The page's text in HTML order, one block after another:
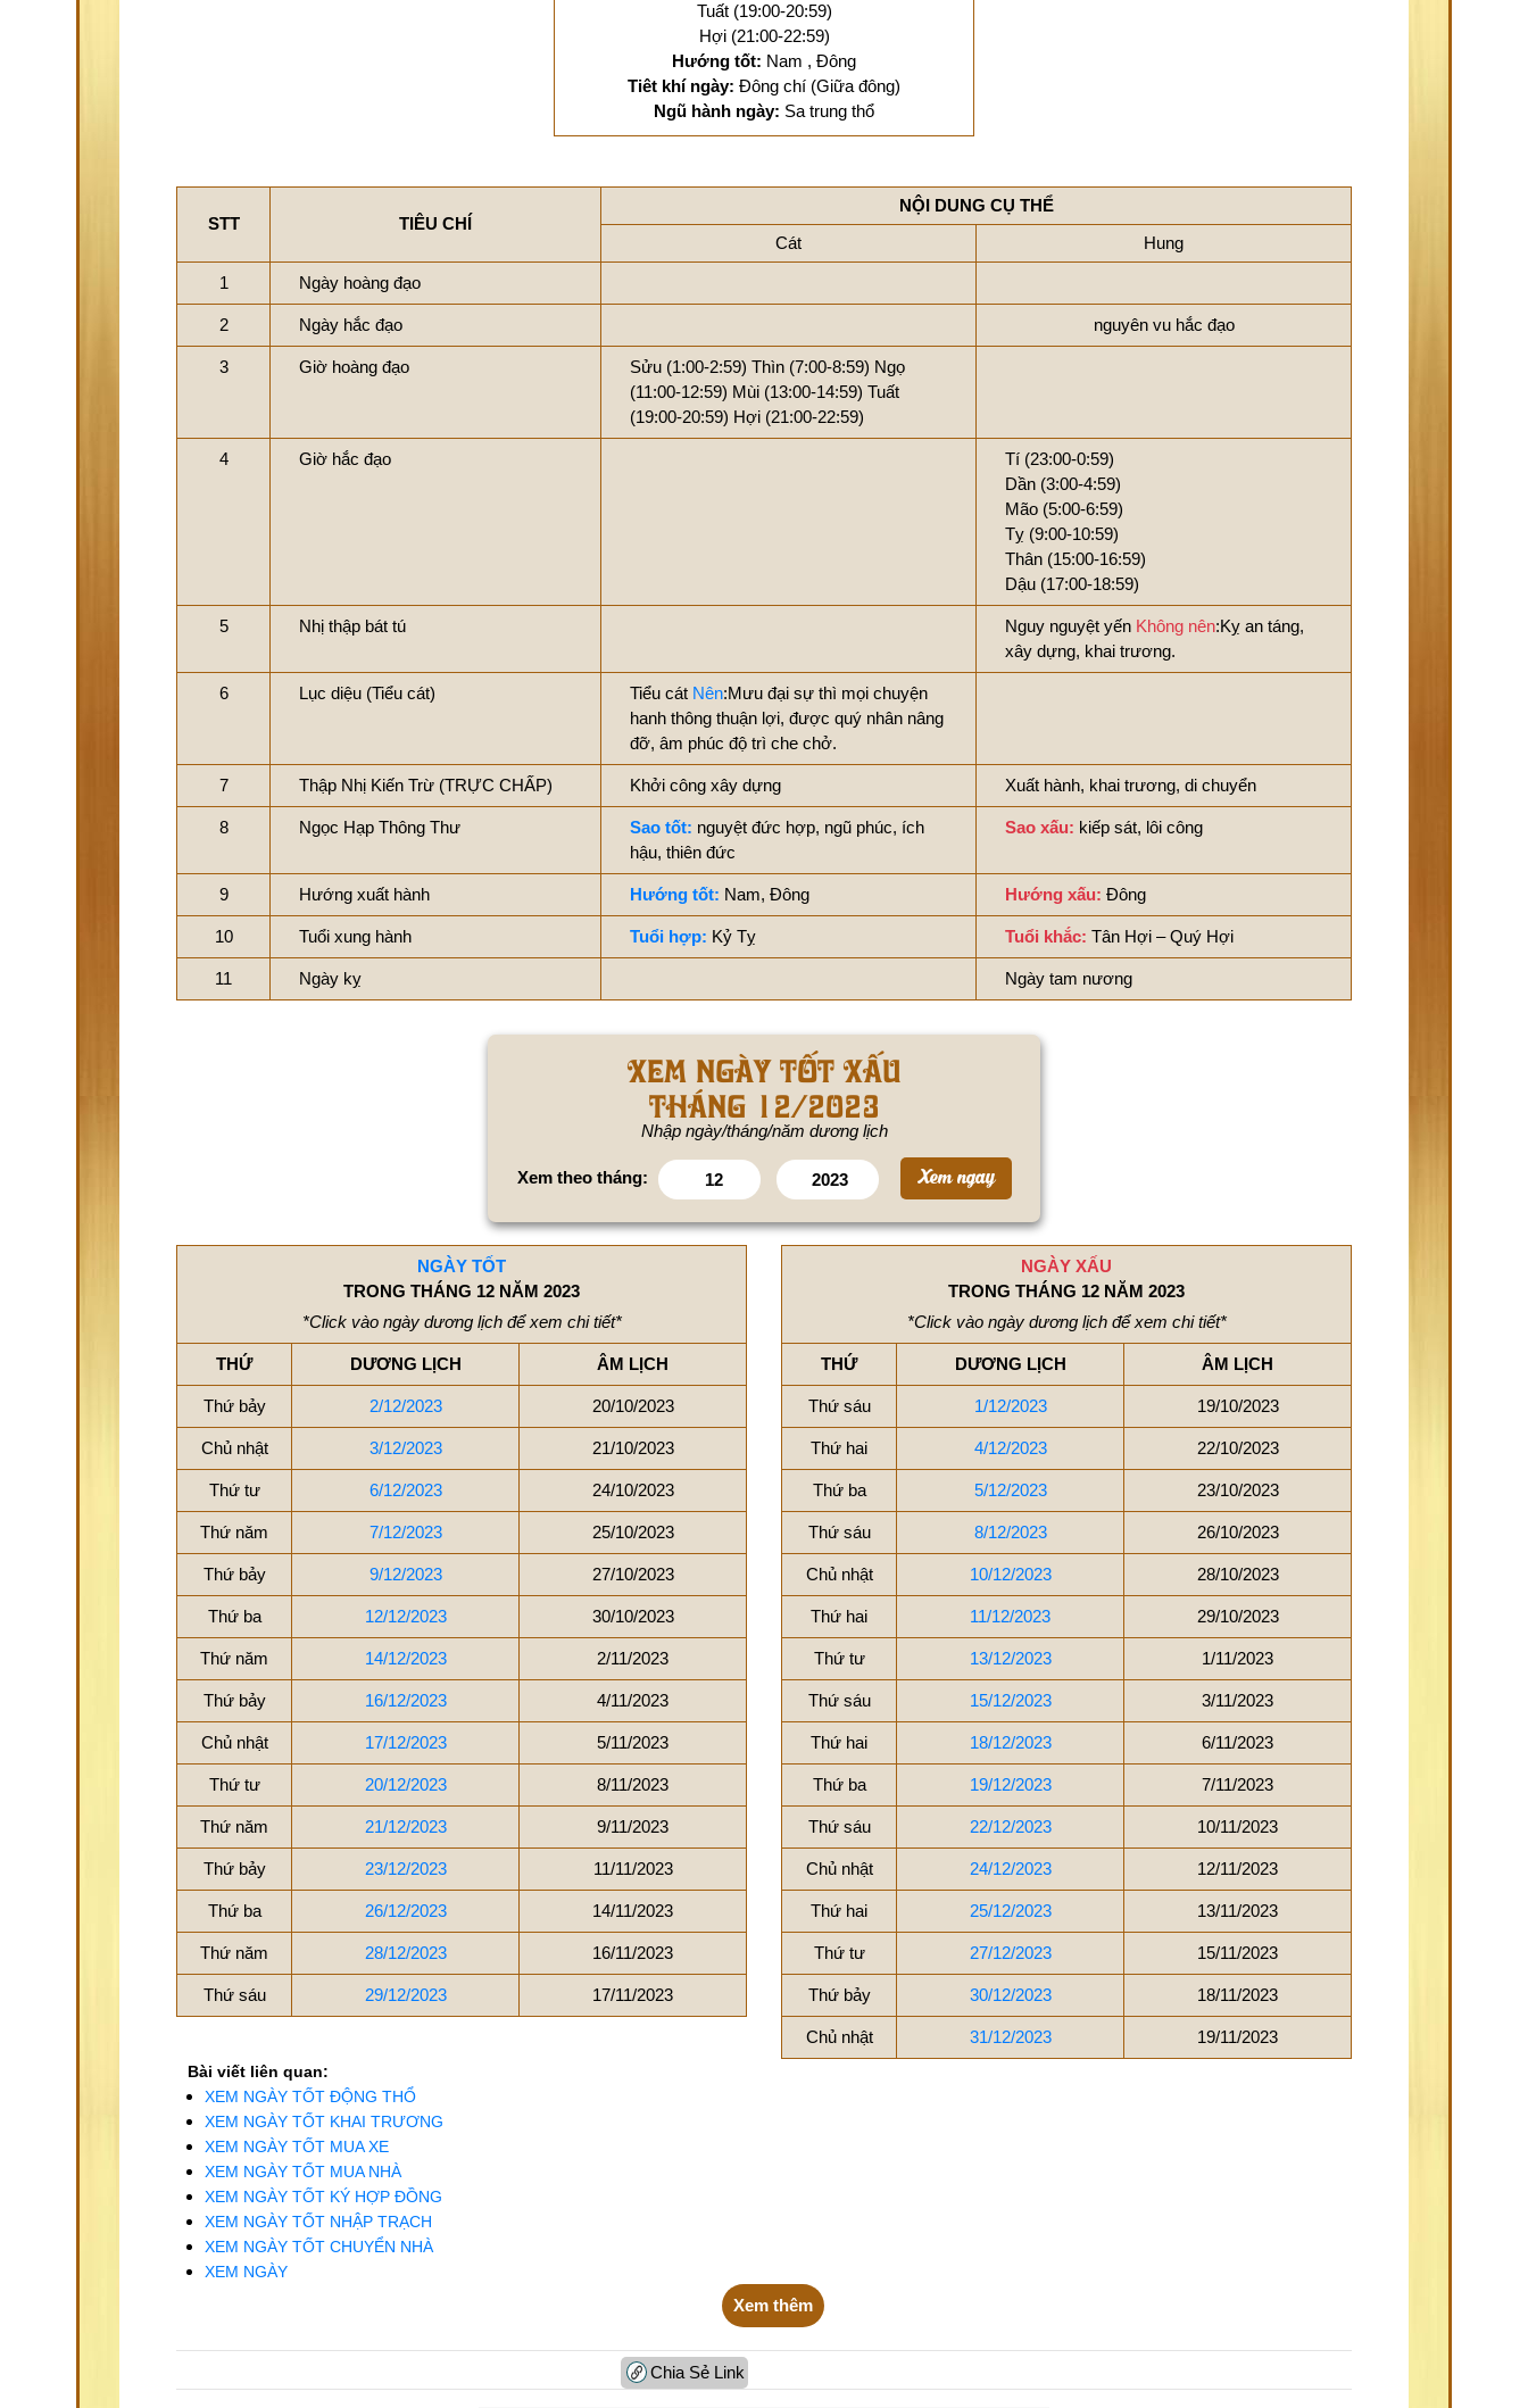
Tuất (19:00-20:59)
Hợi (21:00-22:59)
Hướng tốt: Nam , Đông
Tiêt khí ngày: Đông chí (Giữa đông)
Ngũ hành ngày: Sa trung thổ
STT TIÊU CHÍ
NỘI DUNG CỤ THỂ
Cát
Hung
1 Ngày hoàng đạo
2 Ngày hắc đạo nguyên vu hắc đạo
3 Giờ hoàng đạo Sửu (1:00-2:59) Thìn (7:00-8:59) Ngọ
(11:00-12:59) Mùi (13:00-14:59) Tuất
(19:00-20:59) Hợi (21:00-22:59)
4 Giờ hắc đạo
Tí (23:00-0:59)
Dần (3:00-4:59)
Mão (5:00-6:59)
Tỵ (9:00-10:59)
Thân (15:00-16:59)
Dậu (17:00-18:59)
5 Nhị thập bát tú Nguy nguyệt yến Không nên:Kỵ an táng,
xây dựng, khai trương.
6 Lục diệu (Tiểu cát) Tiểu cát Nên:Mưu đại sự thì mọi chuyện
hanh thông thuận lợi, được quý nhân nâng
đỡ, âm phúc độ trì che chở.
7 Thập Nhị Kiến Trừ (TRỰC CHẤP) Khởi công xây dựng Xuất hành, khai trương, di chuyển
8 Ngọc Hạp Thông Thư Sao tốt: nguyệt đức hợp, ngũ phúc, ích
hậu, thiên đức
Sao xấu: kiếp sát, lôi công
9 Hướng xuất hành Hướng tốt: Nam, Đông Hướng xấu: Đông
10 Tuổi xung hành Tuổi hợp: Kỷ Tỵ Tuổi khắc: Tân Hợi – Quý Hợi
11 Ngày kỵ Ngày tam nương
Xem ngày tốt xấu
tháng 12/2023
Nhập ngày/tháng/năm dương lịch
Xem theo tháng:
NGÀY TỐT
TRONG THÁNG 12 NĂM 2023
*Click vào ngày dương lịch để xem chi tiết*
THỨ DƯƠNG LỊCH ÂM LỊCH
Thứ bảy 2/12/2023 20/10/2023
Chủ nhật 3/12/2023 21/10/2023
Thứ tư 6/12/2023 24/10/2023
Thứ năm 7/12/2023 25/10/2023
Thứ bảy 9/12/2023 27/10/2023
Thứ ba 12/12/2023 30/10/2023
Thứ năm 14/12/2023 2/11/2023
Thứ bảy 16/12/2023 4/11/2023
Chủ nhật 17/12/2023 5/11/2023
Thứ tư 20/12/2023 8/11/2023
Thứ năm 21/12/2023 9/11/2023
Thứ bảy 23/12/2023 11/11/2023
Thứ ba 26/12/2023 14/11/2023
Thứ năm 28/12/2023 16/11/2023
Thứ sáu 29/12/2023 17/11/2023
NGÀY XẤU
TRONG THÁNG 12 NĂM 2023
*Click vào ngày dương lịch để xem chi tiết*
THỨ DƯƠNG LỊCH ÂM LỊCH
Thứ sáu 1/12/2023 19/10/2023
Thứ hai 4/12/2023 22/10/2023
Thứ ba 5/12/2023 23/10/2023
Thứ sáu 8/12/2023 26/10/2023
Chủ nhật 10/12/2023 28/10/2023
Thứ hai 11/12/2023 29/10/2023
Thứ tư 13/12/2023 1/11/2023
Thứ sáu 15/12/2023 3/11/2023
Thứ hai 18/12/2023 6/11/2023
Thứ ba 19/12/2023 7/11/2023
Thứ sáu 22/12/2023 10/11/2023
Chủ nhật 24/12/2023 12/11/2023
Thứ hai 25/12/2023 13/11/2023
Thứ tư 27/12/2023 15/11/2023
Thứ bảy 30/12/2023 18/11/2023
Chủ nhật 31/12/2023 19/11/2023
Bài viết liên quan:
XEM NGÀY TỐT ĐỘNG THỔ
XEM NGÀY TỐT KHAI TRƯƠNG
XEM NGÀY TỐT MUA XE
XEM NGÀY TỐT MUA NHÀ
XEM NGÀY TỐT KÝ HỢP ĐỒNG
XEM NGÀY TỐT NHẬP TRẠCH
XEM NGÀY TỐT CHUYỂN NHÀ
XEM NGÀY
Xem thêm
Chia Sẻ Link